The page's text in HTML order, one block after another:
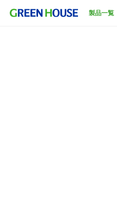
製品一覧